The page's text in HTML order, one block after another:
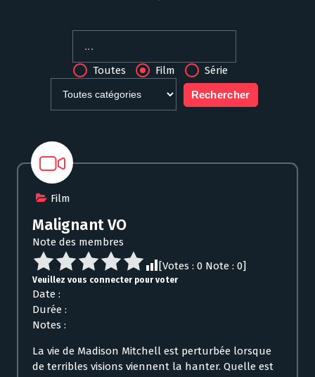
Toutes Film Série
Film
Malignant VO
Note des membres
[Votes : 0 Note : 0]
Veuillez vous connecter pour voter
Date :
Durée :
Notes :
La vie de Madison Mitchell est perturbée lorsque
de terribles visions viennent la hanter. Quelle est